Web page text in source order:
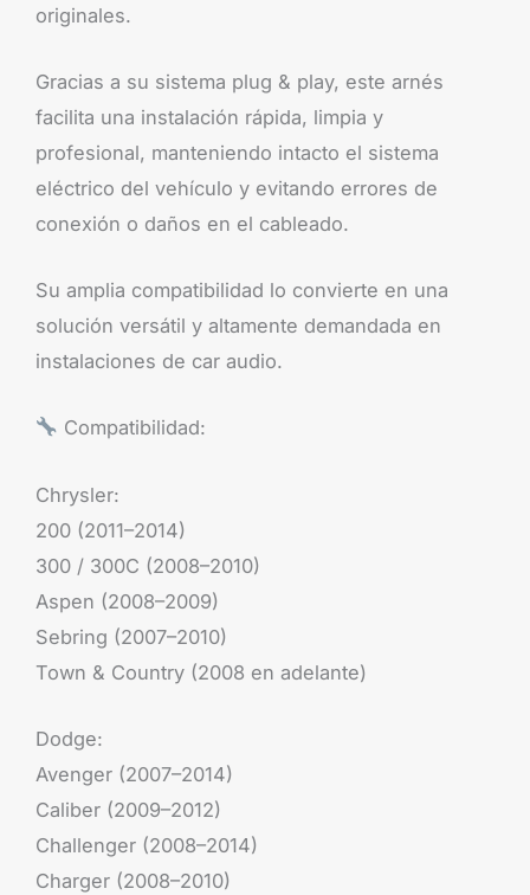
originales.
Gracias a su sistema plug & play, este arnés
facilita una instalación rápida, limpia y
profesional, manteniendo intacto el sistema
eléctrico del vehículo y evitando errores de
conexión o daños en el cableado.
Su amplia compatibilidad lo convierte en una
solución versátil y altamente demandada en
instalaciones de car audio.
Compatibilidad:
Chrysler:
200 (2011–2014)
300 / 300C (2008–2010)
Aspen (2008–2009)
Sebring (2007–2010)
Town & Country (2008 en adelante)
Dodge:
Avenger (2007–2014)
Caliber (2009–2012)
Challenger (2008–2014)
Charger (2008–2010)